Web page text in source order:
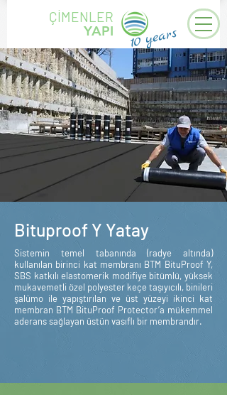
ÇİMENLER
YAPI
10years
Bituproof Y Yatay
Sistemin temel tabanında (radye altında)
kullanılan birinci kat membranı BTM BituProof Y,
SBS katkılı elastomerik modifiye bitümlü, yüksek
mukavemetli özel polyester keçe taşıyıcılı, binileri
şalümo ile yapıştırılan ve üst yüzeyi ikinci kat
membran BTM BituProof Protector’a mükemmel
aderans sağlayan üstün vasıflı bir membrandır.